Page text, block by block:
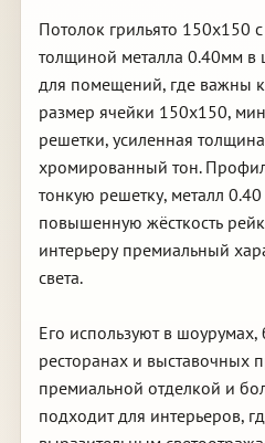
Потолок грильято 150х150
толщиной металла 0.40мм в
для помещений, где важны
размер ячейки 150х150,
решетки, усиленная
хромированный тон.
тонкую решетку, металл
повышенную жёсткость
интерьеру премиальный
света.
Его используют в шоурумах,
ресторанах и выставочных
премиальной отделкой и
подходит для интерьеров,